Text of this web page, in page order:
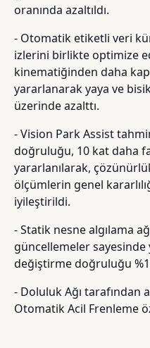
oranında azaltıldı.
- Otomatik etiketli veri
izlerini birlikte optimize
kinematiğinden daha
yararlanarak yaya ve
üzerinde azalttı.
- Vision Park Assist
doğruluğu, 10 kat daha
yararlanılarak,
ölçümlerin genel
iyileştirildi.
- Statik nesne algılama
güncellemeler sayesinde
değiştirme doğruluğu
- Doluluk Ağı tarafından
Otomatik Acil Frenleme